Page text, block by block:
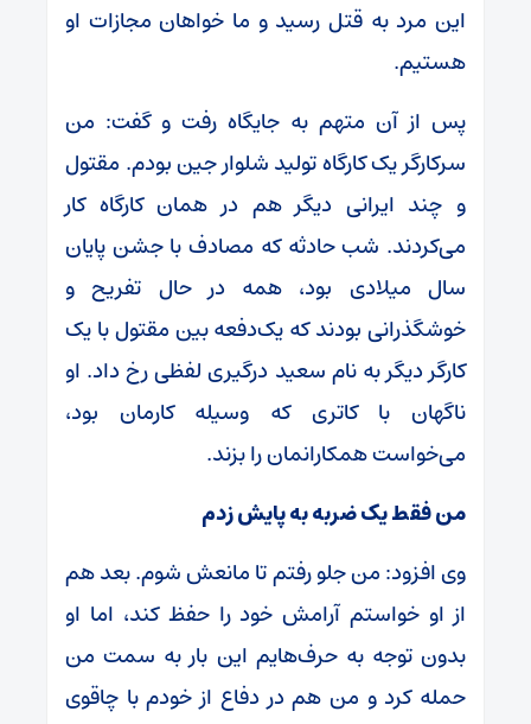
این مرد به قتل رسید و ما خواهان مجازات او
هستیم.
پس از آن متهم به جایگاه رفت و گفت: من
سرکارگر یک کارگاه تولید شلوار جین بودم. مقتول
و چند ایرانی دیگر هم در همان کارگاه کار
می‌کردند. شب حادثه که مصادف با جشن پایان
سال میلادی بود، همه در حال تفریح و
خوشگذرانی بودند که یک‌دفعه بین مقتول با یک
کارگر دیگر به نام سعید درگیری لفظی رخ داد. او
ناگهان با کاتری که وسیله کارمان بود،
می‌خواست همکارانمان را بزند.
من فقط یک ضربه به پایش زدم
وی افزود: من جلو رفتم تا مانعش شوم. بعد هم
از او خواستم آرامش‌ خود را حفظ کند، اما او
بدون توجه به حرف‌هایم این بار به سمت من
حمله کرد و من هم در دفاع از خودم با چاقوی